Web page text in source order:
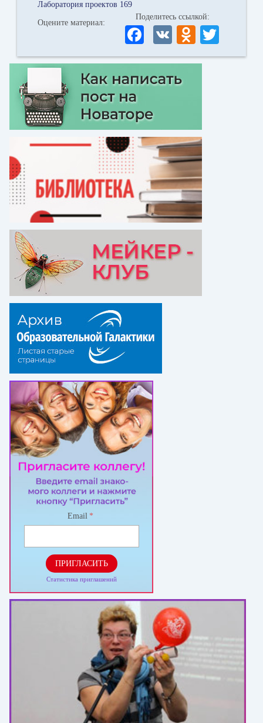
Лаборатория проектов 169
Оцените материал:
Поделитесь ссылкой:
Fa
ce
bo
ok
V
K
O
dn
ok
ni
ki
wi
Email *
ПРИГЛАСИТЬ
Статистика приглашений